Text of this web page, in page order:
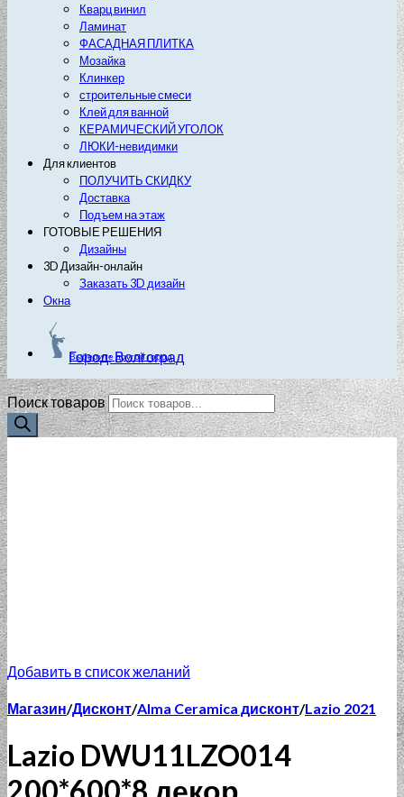
Кварц винил
Ламинат
ФАСАДНАЯ ПЛИТКА
Мозайка
Клинкер
строительные смеси
Клей для ванной
КЕРАМИЧЕСКИЙ УГОЛОК
ЛЮКИ-невидимки
Для клиентов
ПОЛУЧИТЬ СКИДКУ
Доставка
Подъем на этаж
ГОТОВЫЕ РЕШЕНИЯ
Дизайны
3D Дизайн-онлайн
Заказать 3D дизайн
Окна
Город: Волгоград
Выберите другой город
Поиск товаров
Добавить в список желаний
Магазин/Дисконт/Alma Ceramica дисконт/Lazio 2021
Lazio DWU11LZO014